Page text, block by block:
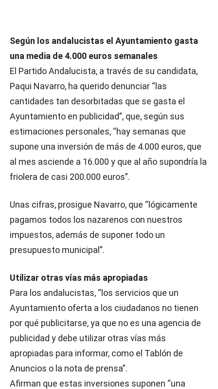
Según los andalucistas el Ayuntamiento gasta
una media de 4.000 euros semanales
El Partido Andalucista, a través de su candidata,
Paqui Navarro, ha querido denunciar “las
cantidades tan desorbitadas que se gasta el
Ayuntamiento en publicidad”, que, según sus
estimaciones personales, “hay semanas que
supone una inversión de más de 4.000 euros, que
al mes asciende a 16.000 y que al año supondría la
friolera de casi 200.000 euros”.
Unas cifras, prosigue Navarro, que “lógicamente
pagamos todos los nazarenos con nuestros
impuestos, además de suponer todo un
presupuesto municipal”.
Utilizar otras vías más apropiadas
Para los andalucistas, “los servicios que un
Ayuntamiento oferta a los ciudadanos no tienen
por qué publicitarse, ya que no es una agencia de
publicidad y debe utilizar otras vías más
apropiadas para informar, como el Tablón de
Anuncios o la nota de prensa”.
Afirman que estas inversiones suponen “una